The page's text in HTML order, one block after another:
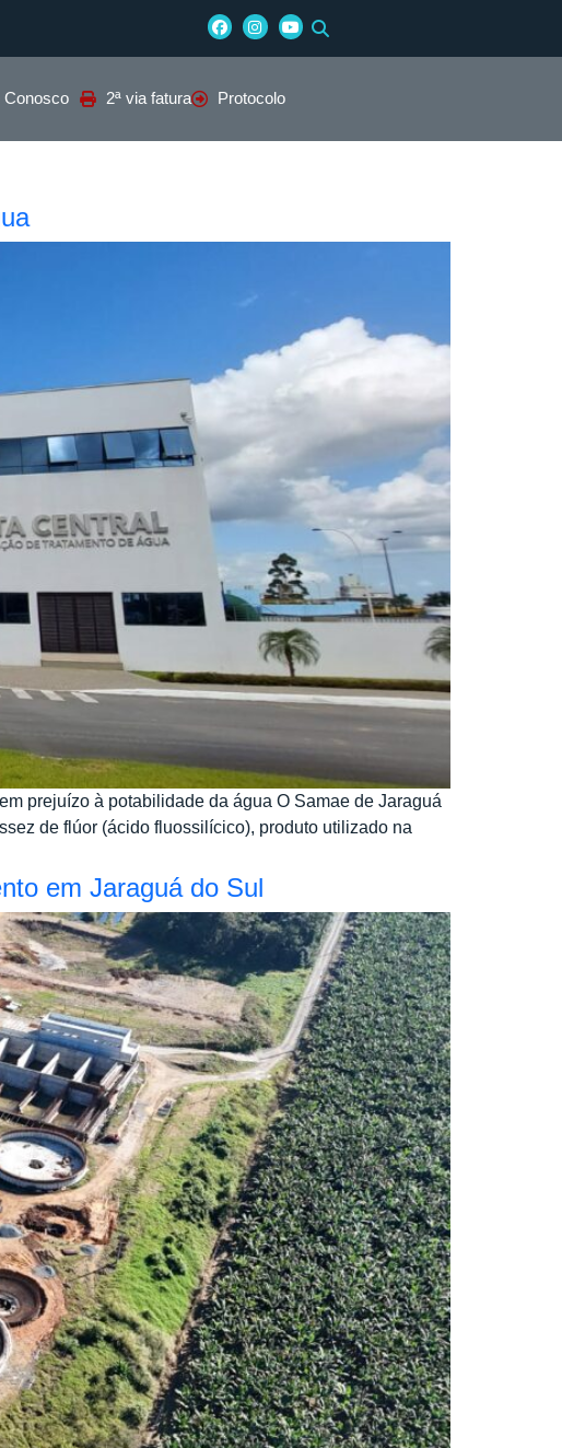
Conosco 2ª via fatura Protocolo
prejuízo à potabilidade da água O Samae de Jaraguá
de flúor (ácido fluossilícico), produto utilizado na
em Jaraguá do Sul